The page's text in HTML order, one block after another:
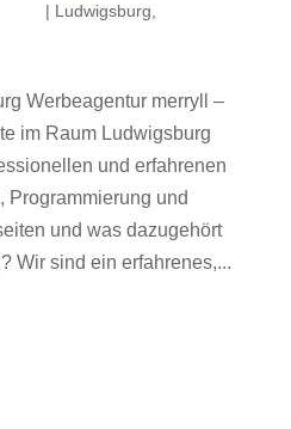
| Ludwigsburg
Werbeagentur merryll –
im Raum Ludwigsburg
und erfahrenen
Programmierung und
und was dazugehört
Wir sind ein erfahrenes,...